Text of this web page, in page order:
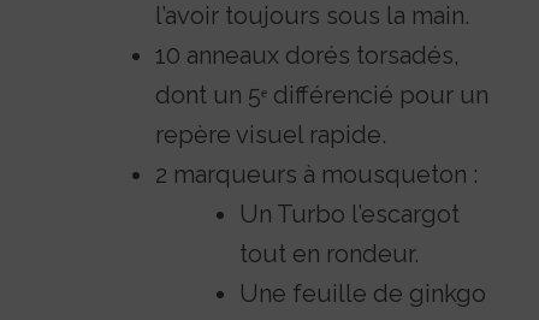
l’avoir toujours sous la main.
10 anneaux dorés torsadés,
dont un 5ᵉ différencié pour un
repère visuel rapide.
2 marqueurs à mousqueton :
Un Turbo l’escargot
tout en rondeur.
Une feuille de ginkgo